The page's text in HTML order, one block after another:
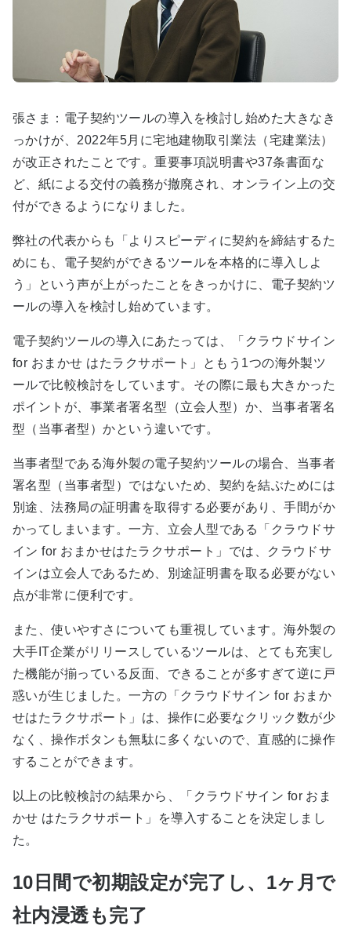
張さま：電子契約ツールの導入を検討し始めた大きなき
っかけが、2022年5月に宅地建物取引業法（宅建業法）
が改正されたことです。重要事項説明書や37条書面な
ど、紙による交付の義務が撤廃され、オンライン上の交
付ができるようになりました。
弊社の代表からも「よりスピーディに契約を締結するた
めにも、電子契約ができるツールを本格的に導入しよ
う」という声が上がったことをきっかけに、電子契約ツ
ールの導入を検討し始めています。
電子契約ツールの導入にあたっては、「クラウドサイン
for おまかせ はたラクサポート」ともう1つの海外製ツ
ールで比較検討をしています。その際に最も大きかった
ポイントが、事業者署名型（立会人型）か、当事者署名
型（当事者型）かという違いです。
当事者型である海外製の電子契約ツールの場合、当事者
署名型（当事者型）ではないため、契約を結ぶためには
別途、法務局の証明書を取得する必要があり、手間がか
かってしまいます。一方、立会人型である「クラウドサ
イン for おまかせはたラクサポート」では、クラウドサ
インは立会人であるため、別途証明書を取る必要がない
点が非常に便利です。
また、使いやすさについても重視しています。海外製の
大手IT企業がリリースしているツールは、とても充実し
た機能が揃っている反面、できることが多すぎて逆に戸
惑いが生じました。一方の「クラウドサイン for おまか
せはたラクサポート」は、操作に必要なクリック数が少
なく、操作ボタンも無駄に多くないので、直感的に操作
することができます。
以上の比較検討の結果から、「クラウドサイン for おま
かせ はたラクサポート」を導入することを決定しまし
た。
10日間で初期設定が完了し、1ヶ月で
社内浸透も完了